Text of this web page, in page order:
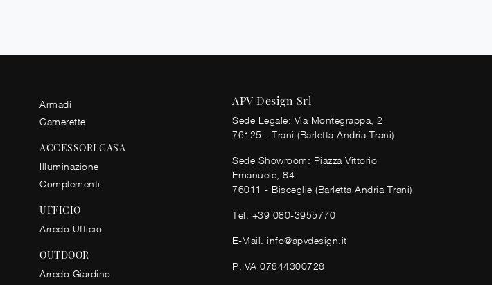
Armadi
Camerette
ACCESSORI CASA
Illuminazione
Complementi
UFFICIO
Arredo Ufficio
OUTDOOR
Arredo Giardino
APV Design Srl
Sede Legale: Via Montegrappa, 2
76125 - Trani (Barletta Andria Trani)
Sede Showroom: Piazza Vittorio
Emanuele, 84
76011 - Bisceglie (Barletta Andria Trani)
Tel. +39 080-3955770
E-Mail. info@apvdesign.it
P.IVA 07844300728